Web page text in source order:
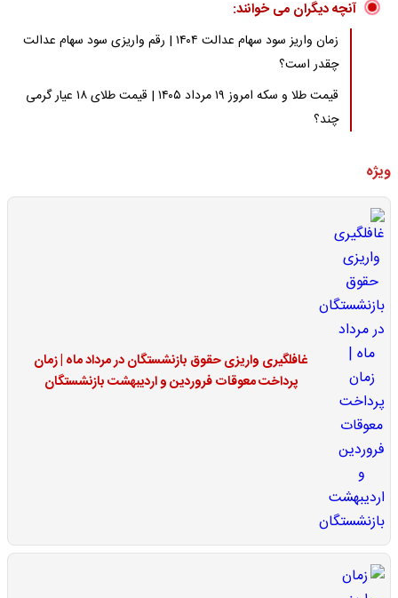
آنچه دیگران می خوانند:
زمان واریز سود سهام عدالت ۱۴۰۴ | رقم واریزی سود سهام عدالت
چقدر است؟
قیمت طلا و سکه امروز ۱۹ مرداد ۱۴۰۵ | قیمت طلای ۱۸ عیار گرمی
چند؟
ویژه
غافلگیری واریزی حقوق بازنشستگان در مرداد ماه | زمان
پرداخت معوقات فروردین و اردیبهشت بازنشستگان